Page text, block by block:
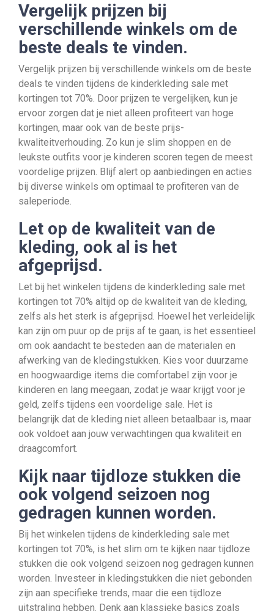
Vergelijk prijzen bij
verschillende winkels om de
beste deals te vinden.
Vergelijk prijzen bij verschillende winkels om de beste
deals te vinden tijdens de kinderkleding sale met
kortingen tot 70%. Door prijzen te vergelijken, kun je
ervoor zorgen dat je niet alleen profiteert van hoge
kortingen, maar ook van de beste prijs-
kwaliteitverhouding. Zo kun je slim shoppen en de
leukste outfits voor je kinderen scoren tegen de meest
voordelige prijzen. Blijf alert op aanbiedingen en acties
bij diverse winkels om optimaal te profiteren van de
saleperiode.
Let op de kwaliteit van de
kleding, ook al is het
afgeprijsd.
Let bij het winkelen tijdens de kinderkleding sale met
kortingen tot 70% altijd op de kwaliteit van de kleding,
zelfs als het sterk is afgeprijsd. Hoewel het verleidelijk
kan zijn om puur op de prijs af te gaan, is het essentieel
om ook aandacht te besteden aan de materialen en
afwerking van de kledingstukken. Kies voor duurzame
en hoogwaardige items die comfortabel zijn voor je
kinderen en lang meegaan, zodat je waar krijgt voor je
geld, zelfs tijdens een voordelige sale. Het is
belangrijk dat de kleding niet alleen betaalbaar is, maar
ook voldoet aan jouw verwachtingen qua kwaliteit en
draagcomfort.
Kijk naar tijdloze stukken die
ook volgend seizoen nog
gedragen kunnen worden.
Bij het winkelen tijdens de kinderkleding sale met
kortingen tot 70%, is het slim om te kijken naar tijdloze
stukken die ook volgend seizoen nog gedragen kunnen
worden. Investeer in kledingstukken die niet gebonden
zijn aan specifieke trends, maar die een tijdloze
uitstraling hebben. Denk aan klassieke basics zoals